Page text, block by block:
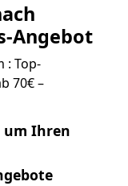
Angebot
: Top-
70€ –
um Ihren